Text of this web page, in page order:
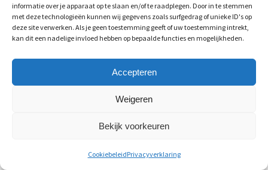
informatie over je apparaat op te slaan en/of te raadplegen. Door in te stemmen
met deze technologieën kunnen wij gegevens zoals surfgedrag of unieke ID's op
deze site verwerken. Als je geen toestemming geeft of uw toestemming intrekt,
kan dit een nadelige invloed hebben op bepaalde functies en mogelijkheden.
Accepteren
Weigeren
Bekijk voorkeuren
CookiebeleidPrivacyverklaring
Wat kost een nieuwe keuken?
Een keukenrenovatie is al uit te voeren vanaf
Keukens op maat zijn iets duurder. Voor een
eenvoudige keuken moet u rekening houden met
relatief kleine keuken en merkloze